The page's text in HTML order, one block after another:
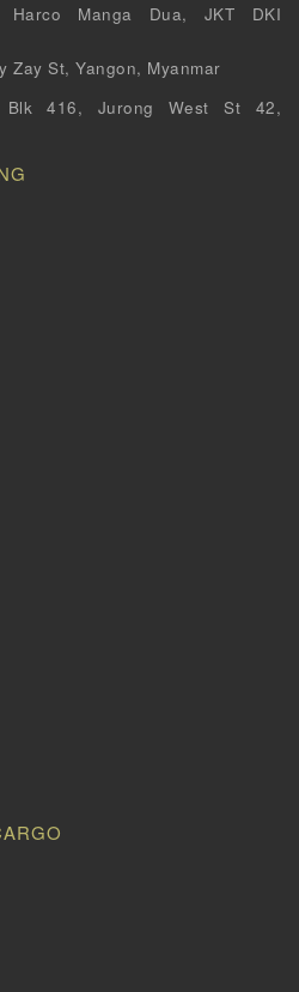
Harco Manga Dua, JKT DKI
Zay St, Yangon, Myanmar
Blk 416, Jurong West St 42,